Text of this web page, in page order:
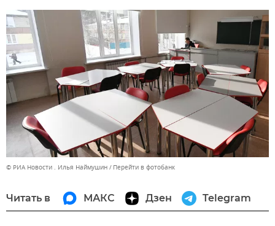
© РИА Новости . Илья Наймушин Перейти в фотобанк
Читать в МАКС Дзен Telegram